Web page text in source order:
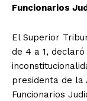
Funcionarios
El Superior
de 4 a 1,
presidenta de la
Funcionarios